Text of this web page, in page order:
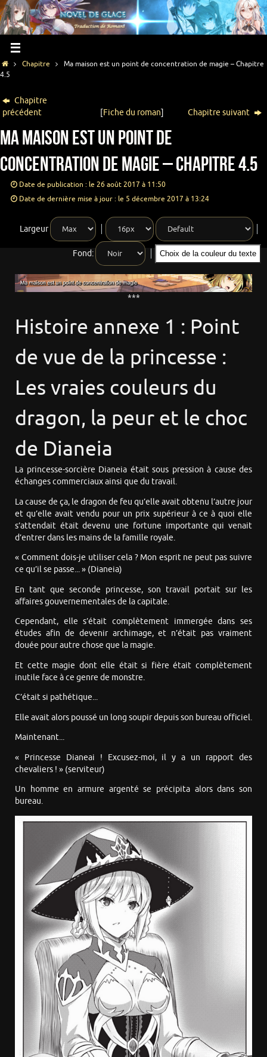
Chapitre
Ma maison est un point de concentration de magie – Chapitre
4.5
Chapitre
précédent
[Fiche du roman] Chapitre suivant
Ma maison est un point de
concentration de magie – Chapitre 4.5
Date de publication : le 26 août 2017 à 11:50
Date de dernière mise à jour : le 5 décembre 2017 à 13:24
Largeur
Fond: Choix de la couleur du texte
***
Histoire annexe 1 : Point
de vue de la princesse :
Les vraies couleurs du
dragon, la peur et le choc
de Dianeia
La princesse-sorcière Dianeia était sous pression à cause des
échanges commerciaux ainsi que du travail.
La cause de ça, le dragon de feu qu’elle avait obtenu l’autre jour
et qu’elle avait vendu pour un prix supérieur à ce à quoi elle
s’attendait était devenu une fortune importante qui venait
d’entrer dans les mains de la famille royale.
« Comment dois-je utiliser cela ? Mon esprit ne peut pas suivre
ce qu’il se passe... » (Dianeia)
En tant que seconde princesse, son travail portait sur les
affaires gouvernementales de la capitale.
Cependant, elle s’était complètement immergée dans ses
études afin de devenir archimage, et n’était pas vraiment
douée pour autre chose que la magie.
Et cette magie dont elle était si fière était complètement
inutile face à ce genre de monstre.
C’était si pathétique...
Elle avait alors poussé un long soupir depuis son bureau officiel.
Maintenant...
« Princesse Dianeai ! Excusez-moi, il y a un rapport des
chevaliers ! » (serviteur)
Un homme en armure argenté se précipita alors dans son
bureau.